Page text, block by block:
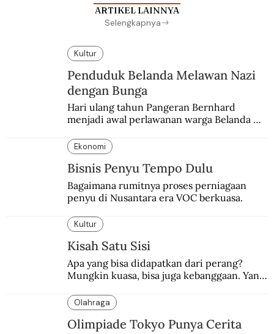
ARTIKEL LAINNYA
Selengkapnya
Kultur
Penduduk Belanda Melawan Nazi
dengan Bunga
Hari ulang tahun Pangeran Bernhard
menjadi awal perlawanan warga Belanda
anyelir favorit sang pangeran menjadi
simbol perlawanan.
Ekonomi
Bisnis Penyu Tempo Dulu
Bagaimana rumitnya proses perniagaan
penyu di Nusantara era VOC berkuasa.
Kultur
Kisah Satu Sisi
Apa yang bisa didapatkan dari perang?
Mungkin kuasa, bisa juga kebanggaan. Yang
Olahraga
Olimpiade Tokyo Punya Cerita